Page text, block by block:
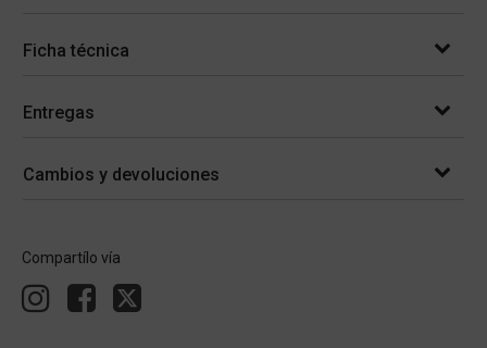
Ficha técnica
Entregas
Cambios y devoluciones
Compartílo vía